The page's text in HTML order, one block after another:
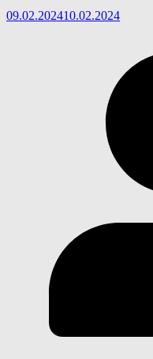
09.02.202410.02.2024